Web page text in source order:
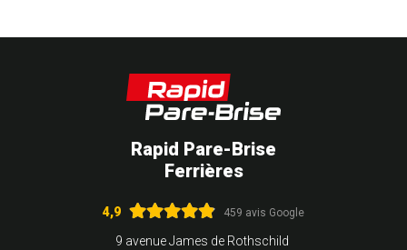
Rapid Pare-Brise
Ferrières
4,9 459 avis Google
9 avenue James de Rothschild